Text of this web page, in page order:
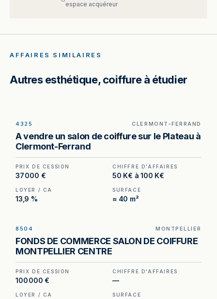
espace acquéreur
AFFAIRES SIMILAIRES
Autres esthétique, coiffure à étudier
Salon de coiffure à vendre à Clermont-Ferrand,
au prix de 37 000 €.
4325 CLERMONT-FERRAND
A vendre un salon de coiffure sur le Plateau à
Clermont-Ferrand
PRIX DE CESSION
37 000 €
CHIFFRE D'AFFAIRES
50 K€ à 100 K€
LOYER / CA
13,9 %
SURFACE
≈ 40 m²
emplacement dynamique en plein centre-ville,
aménagements et décoration de qualité.
8504 MONTPELLIER
FONDS DE COMMERCE SALON DE COIFFURE
MONTPELLIER CENTRE
PRIX DE CESSION
100 000 €
CHIFFRE D'AFFAIRES
—
LOYER / CA SURFACE